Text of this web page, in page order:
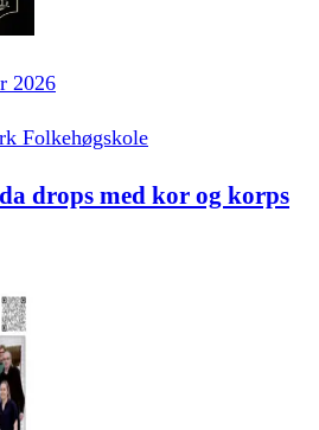
2026
Folkehøgskole
drops med kor og korps